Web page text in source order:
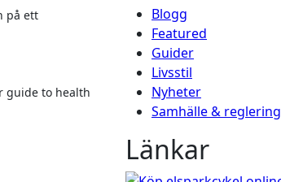
Blogg
Featured
Guider
Livsstil
Nyheter
Samhälle & reglering
Länkar